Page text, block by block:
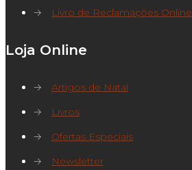
→
Livro de Reclamações Online
Loja Online
→
Artigos de Natal
→
Livros
→
Ofertas Especiais
→
Newsletter